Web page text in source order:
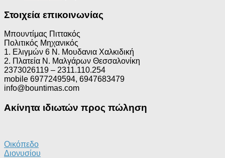
Στοιχεία επικοινωνίας
Μπουντίμας Πιττακός
Πολιτικός Μηχανικός
1. Ελιγμών 6 Ν. Μουδανια Χαλκιδική
2. Πλατεία Ν. Μαλγάρων Θεσσαλονίκη
2373026119 – 2311.110.254
mobile 6977249594, 6947683479
info@bountimas.com
Ακίνητα ιδιωτών προς πώληση
Οικόπεδο
Διονυσίου